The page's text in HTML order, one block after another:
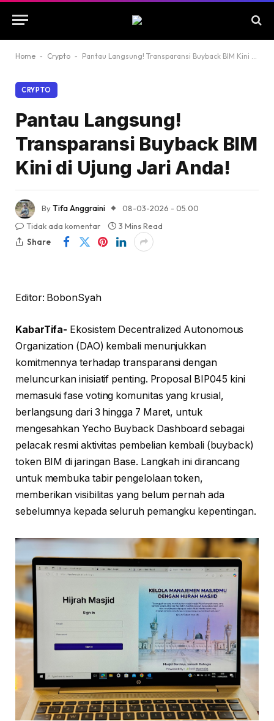
Home - Crypto - Pantau Langsung! Transparansi Buyback BIM Kini di Ujung Jari Anda!
CRYPTO
Pantau Langsung!
Transparansi Buyback BIM
Kini di Ujung Jari Anda!
ByTifa Anggraini
08-03-2026 - 05.00
Tidak ada komentar
3 Mins Read
Share
Editor: BobonSyah
KabarTifa- Ekosistem Decentralized Autonomous
Organization (DAO) kembali menunjukkan
komitmennya terhadap transparansi dengan
meluncurkan inisiatif penting. Proposal BIP045 kini
memasuki fase voting komunitas yang krusial,
berlangsung dari 3 hingga 7 Maret, untuk
mengesahkan Yecho Buyback Dashboard sebagai
pelacak resmi aktivitas pembelian kembali (buyback)
token BIM di jaringan Base. Langkah ini dirancang
untuk membuka tabir pengelolaan token,
memberikan visibilitas yang belum pernah ada
sebelumnya kepada seluruh pemangku kepentingan.